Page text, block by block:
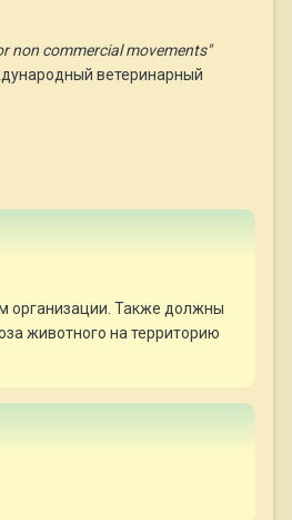
non commercial movements"
ветеринарный
организации. Также должны
животного на территорию